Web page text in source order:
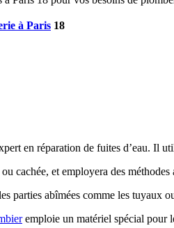
à Paris 18
en réparation de fuites d’eau. Il
cachée, et employera des méthodes
parties abîmées comme les
emploie un matériel spécial pour